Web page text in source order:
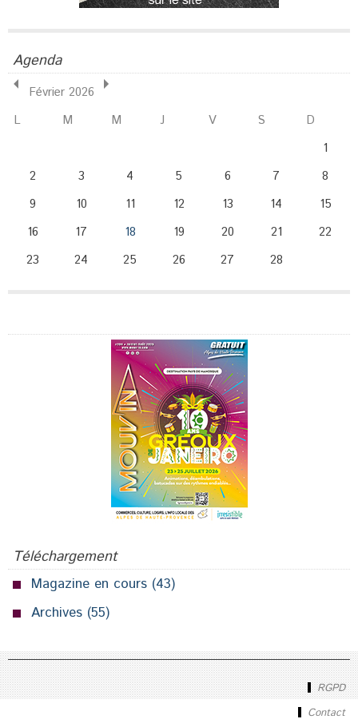
Agenda
Février 2026
L
M M J V S
D
1
2
3 4 5 6 7
8
9
10 11 12 13 14
15
16
17 18 19 20 21
22
23
24 25 26 27 28
Téléchargement
Magazine en cours (43)
Archives (55)
RGPD
Contact